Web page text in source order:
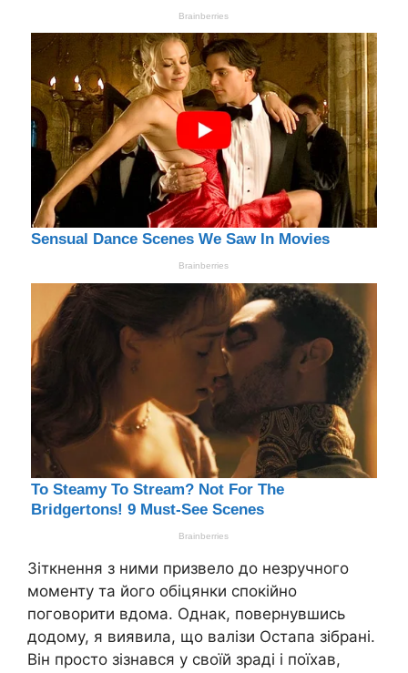
Зіткнення з ними призвело до незручного
моменту та його обіцянки спокійно
поговорити вдома. Однак, повернувшись
додому, я виявила, що валізи Остапа зібрані.
Він просто зізнався у своїй зраді і поїхав,